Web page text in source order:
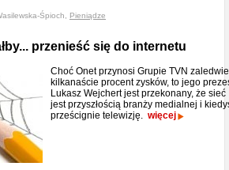
Śpioch, Pieniądze
przenieść się do internetu
Choć Onet przynosi Grupie TVN zaledwie
kilkanaście procent zysków, to jego
Lukasz Wejchert jest przekonany, że sieć
jest przyszłością branży medialnej i
prześcignie telewizję. więcej